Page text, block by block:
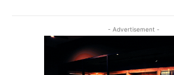
- Advertisement -